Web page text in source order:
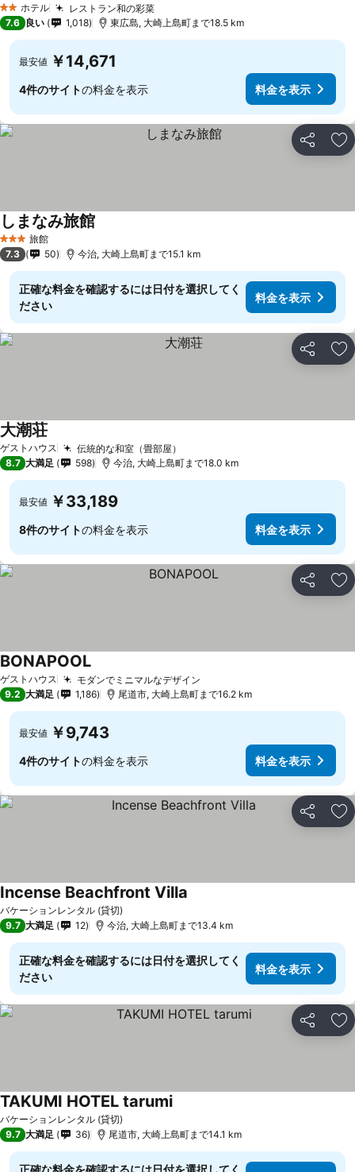
2 ホテルのランク
ホテル レストラン和の彩菜料金を表示
7.6 良い 1,018 東広島, 大崎上島町まで18.5 km
最安値 ￥14,671
4件のサイトの料金を表示 料金を表示
シェア お
3 ホテルのランク
旅館
しまなみ旅館
7.3 50 今治, 大崎上島町まで15.1 km
正確な料金を確認するには日付を選択してく
ださい
料金を表示
シェア お
ゲストハウス 伝統的な和室（畳部屋）
大潮荘
8.7 大満足 598 今治, 大崎上島町まで18.0 km
最安値 ￥33,189
8件のサイトの料金を表示 料金を表示
シェア お
ゲストハウス モダンでミニマルなデザイン
BONAPOOL料金を表示
9.2 大満足 1,186 尾道市, 大崎上島町まで16.2 km
最安値 ￥9,743
4件のサイトの料金を表示 料金を表示
シェア お
バケーションレンタル (貸切)
Incense Beachfront Villa
9.7 大満足 12 今治, 大崎上島町まで13.4 km
正確な料金を確認するには日付を選択してく
ださい
料金を表示
シェア お
バケーションレンタル (貸切)
TAKUMI HOTEL tarumi料金を表示
9.7 大満足 36 尾道市, 大崎上島町まで14.1 km
正確な料金を確認するには日付を選択してく